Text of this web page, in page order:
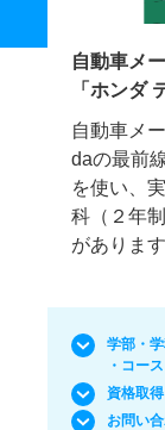
自動車メ
「ホンダ
自動車メ
daの最前
を使い、
科（２年
があります
学部・
・コース
資格取得
お問い